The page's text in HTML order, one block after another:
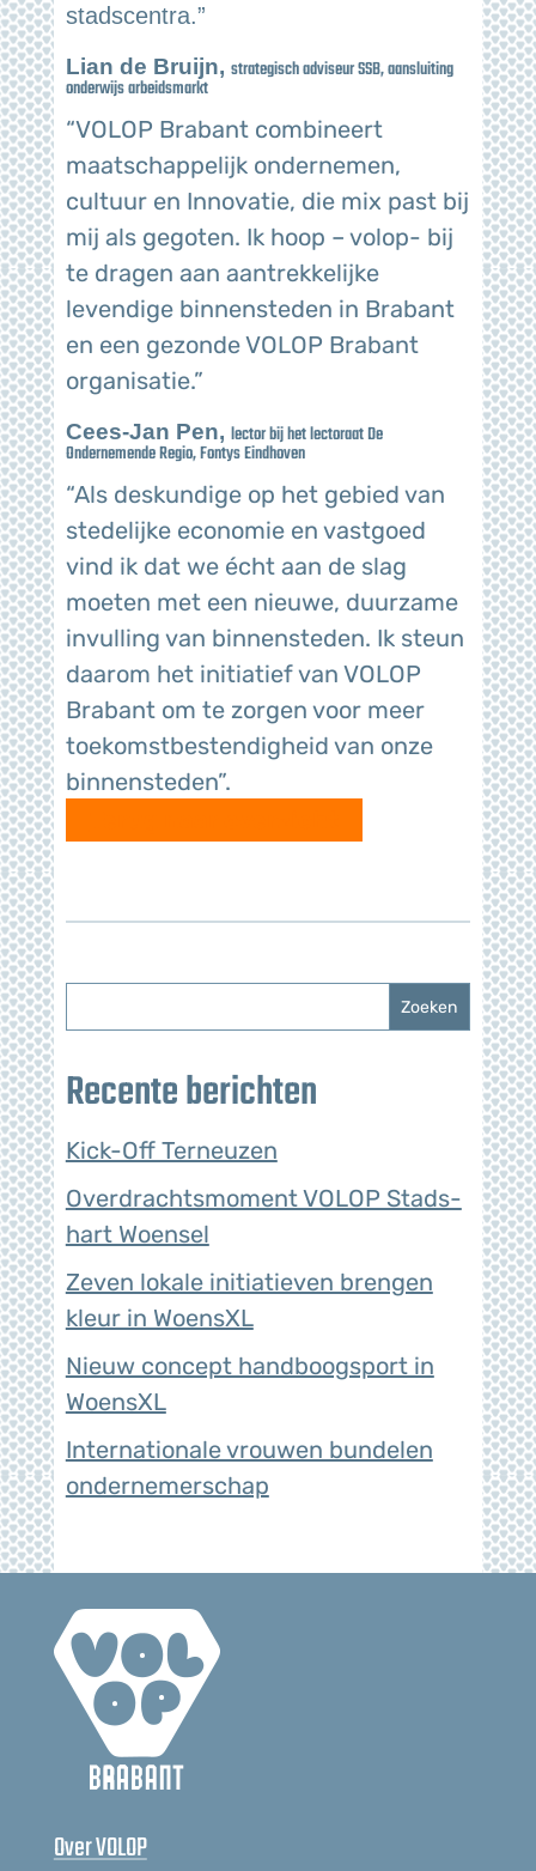
stadscentra.”
Lian de Bruijn, strategisch adviseur SSB, aansluiting
onderwijs arbeidsmarkt
“VOLOP Brabant combineert
maatschappelijk ondernemen,
cultuur en Innovatie, die mix past bij
mij als gegoten. Ik hoop – volop- bij
te dragen aan aantrekkelijke
levendige binnensteden in Brabant
en een gezonde VOLOP Brabant
organisatie.”
Cees-Jan Pen, lector bij het lectoraat De
Ondernemende Regio, Fontys Eindhoven
“Als deskundige op het gebied van
stedelijke economie en vastgoed
vind ik dat we écht aan de slag
moeten met een nieuwe, duurzame
invulling van binnensteden. Ik steun
daarom het initiatief van VOLOP
Brabant om te zorgen voor meer
toekomstbestendigheid van onze
binnensteden”.
Recente berichten
Kick-Off Terneuzen
Overdrachtsmoment VOLOP Stads-
hart Woensel
Zeven lokale initiatieven brengen
kleur in WoensXL
Nieuw concept handboogsport in
WoensXL
Internationale vrouwen bundelen
ondernemerschap
Over VOLOP